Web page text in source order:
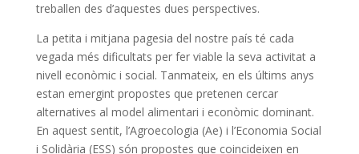
treballen des d’aquestes dues perspectives.
La petita i mitjana pagesia del nostre país té cada
vegada més dificultats per fer viable la seva activitat a
nivell econòmic i social. Tanmateix, en els últims anys
estan emergint propostes que pretenen cercar
alternatives al model alimentari i econòmic dominant.
En aquest sentit, l’Agroecologia (Ae) i l’Economia Social
i Solidària (ESS) són propostes que coincideixen en